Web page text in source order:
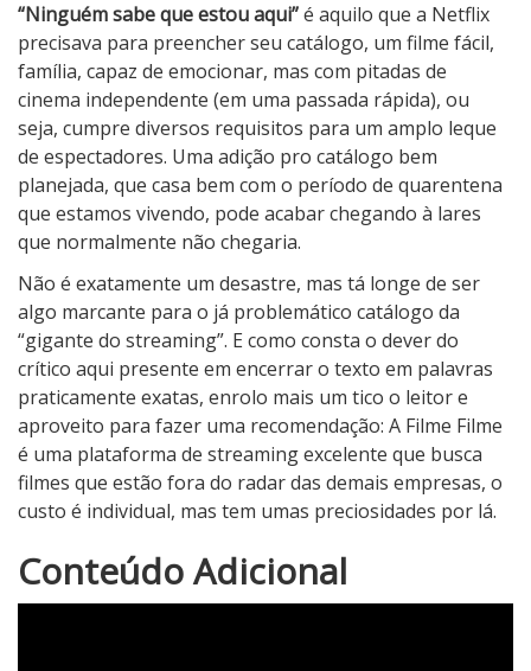
“Ninguém sabe que estou aqui”é aquilo que a Netflix
precisava para preencher seu catálogo, um filme fácil,
família, capaz de emocionar, mas com pitadas de
cinema independente (em uma passada rápida), ou
seja, cumpre diversos requisitos para um amplo leque
de espectadores. Uma adição pro catálogo bem
planejada, que casa bem com o período de quarentena
que estamos vivendo, pode acabar chegando à lares
que normalmente não chegaria.
Não é exatamente um desastre, mas tá longe de ser
algo marcante para o já problemático catálogo da
“gigante do streaming”. E como consta o dever do
crítico aqui presente em encerrar o texto em palavras
praticamente exatas, enrolo mais um tico o leitor e
aproveito para fazer uma recomendação: A Filme Filme
é uma plataforma de streaming excelente que busca
filmes que estão fora do radar das demais empresas, o
custo é individual, mas tem umas preciosidades por lá.
N
o
Conteúdo Adicional